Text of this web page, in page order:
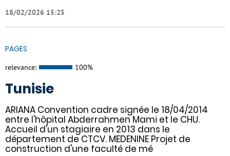
18/02/2026 15:25
PAGES
relevance: 100%
Tunisie
ARIANA Convention cadre signée le 18/04/2014
entre l'hôpital Abderrahmen Mami et le CHU.
Accueil d'un stagiaire en 2013 dans le
département de CTCV. MEDENINE Projet de
construction d'une faculté de mé